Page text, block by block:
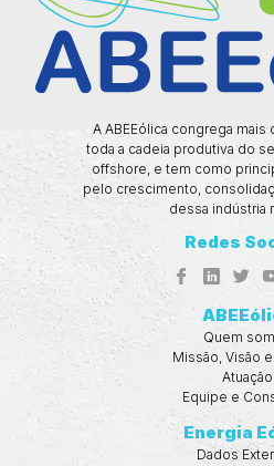
A ABEEólica congrega
toda a cadeia produtiva do
offshore, e tem como
pelo crescimento,
dessa indústria
Redes
Quem
Missão, Visão
Atuação
Equipe e
Energia
Dados